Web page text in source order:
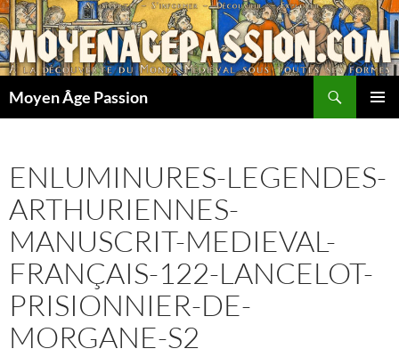
Aller
au
contenu
Moyen Âge Passion
ENLUMINURES-LEGENDES-
ARTHURIENNES-
MANUSCRIT-MEDIEVAL-
FRANÇAIS-122-LANCELOT-
PRISIONNIER-DE-
MORGANE-S2